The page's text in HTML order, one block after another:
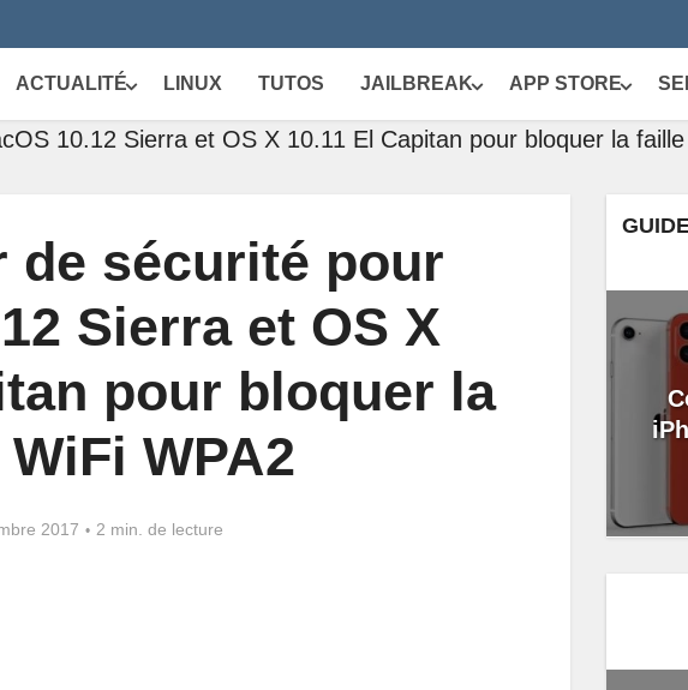
ACTUALITÉ LINUX TUTOS JAILBREAK APP STORE
10.12 Sierra et OS X 10.11 El Capitan pour bloquer la
de sécurité pour
Sierra et OS X
pour bloquer la
WPA2
2017 2 min. de lecture